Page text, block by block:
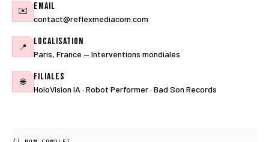
✉️ Email
contact@reflexmediacom.com
📍 Localisation
Paris, France — Interventions mondiales
🌐 Filiales
HoloVision IA · Robot Performer · Bad Son Records